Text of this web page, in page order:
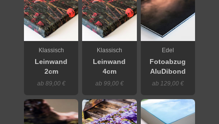
Klassisch
Leinwand
2cm
ab 89,00 €
Klassisch
Leinwand
4cm
ab 99,00 €
Edel
Fotoabzug
AluDibond
ab 129,00 €